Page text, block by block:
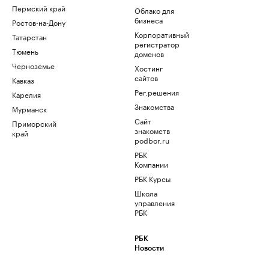
Пермский край
Ростов-на-Дону
Татарстан
Тюмень
Черноземье
Кавказ
Карелия
Мурманск
Приморский
край
Облако для
бизнеса
Корпоративный
регистратор
доменов
Хостинг
сайтов
Рег.решения
Знакомства
Сайт
знакомств
podbor.ru
РБК
Компании
РБК Курсы
Школа
управления
РБК
РБК
Новости